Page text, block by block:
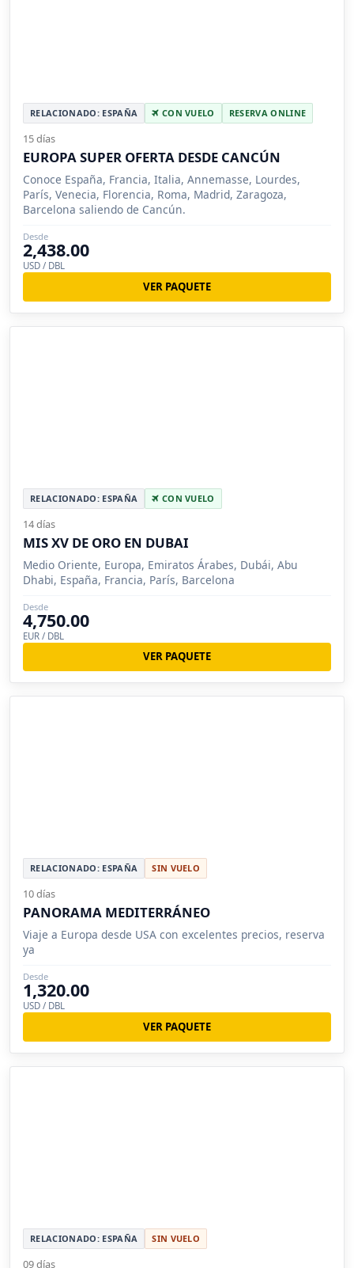
RELACIONADO: ESPAÑA CON VUELO RESERVA ONLINE
15 días
EUROPA SUPER OFERTA DESDE CANCÚN
Conoce España, Francia, Italia, Annemasse, Lourdes,
París, Venecia, Florencia, Roma, Madrid, Zaragoza,
Barcelona saliendo de Cancún.
Desde
2,438.00
USD / DBL
VER PAQUETE
RELACIONADO: ESPAÑA CON VUELO
14 días
MIS XV DE ORO EN DUBAI
Medio Oriente, Europa, Emiratos Árabes, Dubái, Abu
Dhabi, España, Francia, París, Barcelona
Desde
4,750.00
EUR / DBL
VER PAQUETE
RELACIONADO: ESPAÑA SIN VUELO
10 días
PANORAMA MEDITERRÁNEO
Viaje a Europa desde USA con excelentes precios, reserva
ya
Desde
1,320.00
USD / DBL
VER PAQUETE
RELACIONADO: ESPAÑA SIN VUELO
09 días